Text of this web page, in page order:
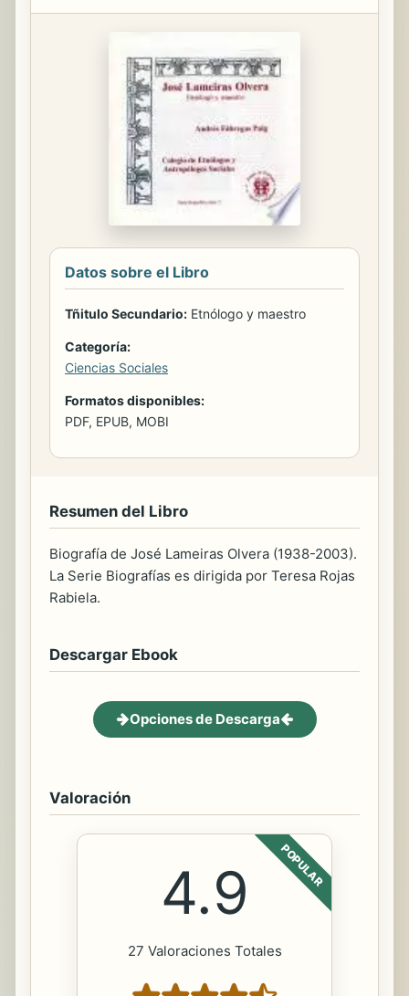
Datos sobre el Libro
Tñitulo Secundario: Etnólogo y maestro
Categoría:
Ciencias Sociales
Formatos disponibles:
PDF, EPUB, MOBI
Resumen del Libro
Biografía de José Lameiras Olvera (1938-2003).
La Serie Biografías es dirigida por Teresa Rojas
Rabiela.
Descargar Ebook
Opciones de Descarga
Valoración
POPULAR
4.9
27 Valoraciones Totales